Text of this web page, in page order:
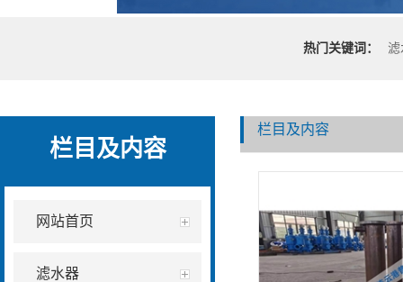
热门关键词： 滤
栏目及内容
网站首页
滤水器
栏目及内容